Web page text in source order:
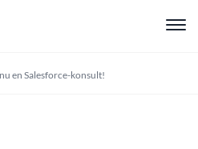
en Salesforce-konsult!